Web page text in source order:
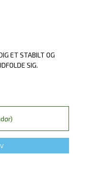
ET STABILT OG
SIG.